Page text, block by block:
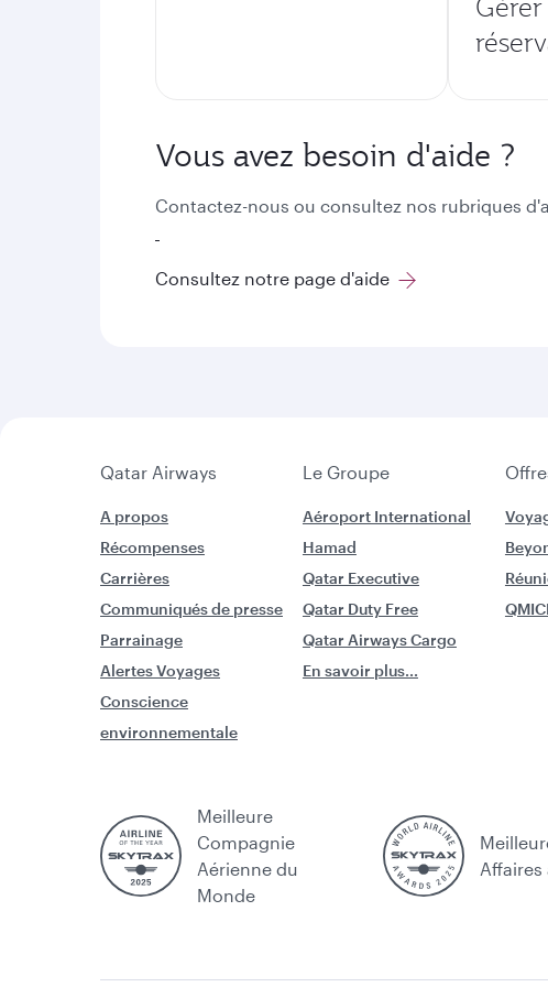
Vous avez besoin d'aide ?
Contactez-nous ou consultez nos rubriques
Consultez notre page d'aide
Qatar Airways Le Groupe
A propos
Récompenses
Carrières
Communiqués de presse
Parrainage
Alertes Voyages
Conscience
environnementale
Aéroport International
Hamad
Qatar Executive
Qatar Duty Free
Qatar Airways Cargo
En savoir plus...
Meilleure
Compagnie
Aérienne du
Monde